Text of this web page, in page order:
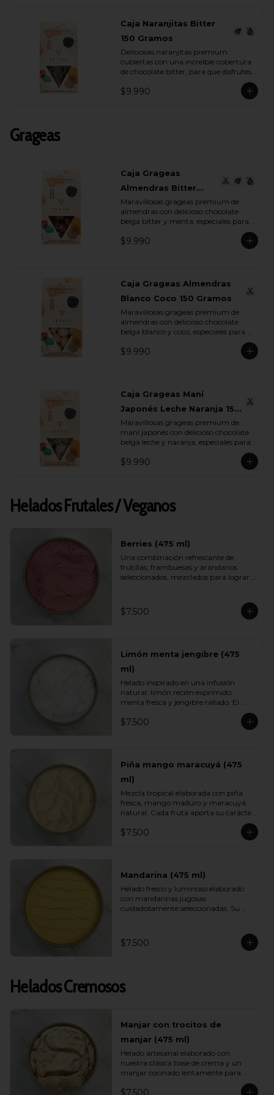
Caja Naranjitas Bitter
150 Gramos
Deliciosas naranjitas premium
cubiertas con una increíble cobertura
de chocolate bitter, para que disfrutes
espectacular sabor.
$9.990
Grageas
Caja Grageas
Almendras Bitter
Menta 150 Gramos
Maravillosas grageas premium de
almendras con delicioso chocolate
belga bitter y menta, especiales para
quieres.
$9.990
Caja Grageas Almendras
Blanco Coco 150 Gramos
Maravillosas grageas premium de
almendras con delicioso chocolate
belga blanco y coco, especiales para
quieres.
$9.990
Caja Grageas Maní
Japonés Leche Naranja 150
Gramos
Maravillosas grageas premium de
maní japonés con delicioso chocolate
belga leche y naranja, especiales para
quieres.
$9.990
Helados Frutales / Veganos
Berries (475 ml)
Una combinación refrescante de
frutillas, frambuesas y arándanos
seleccionados, mezclados para lograr
textura ligera lo convierten en un
helado fresco, aromático y perfecto
$7.500
Limón menta jengibre (475
ml)
Helado inspirado en una infusión
natural: limón recién exprimido,
menta fresca y jengibre rallado. El
refrescante y ligeramente especiado,
$7.500
Piña mango maracuyá (475
ml)
Mezcla tropical elaborada con piña
fresca, mango maduro y maracuyá
natural. Cada fruta aporta su carácter:
dulzor, jugosidad y acidez vibrante. Un
helado ligero, muy refrescante y lleno
$7.500
Mandarina (475 ml)
Helado fresco y luminoso elaborado
con mandarinas jugosas
cuidadosamente seleccionadas. Su
vibrante ideal para quienes buscan
opciones frutales y livianas.
$7.500
Helados Cremosos
Manjar con trocitos de
manjar (475 ml)
Helado artesanal elaborado con
nuestra clásica base de crema y un
manjar cocinado lentamente para
abundantes trocitos de manjar que
$7.500